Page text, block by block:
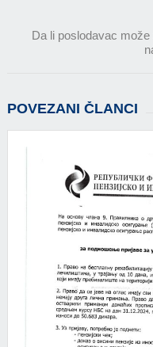
Da li poslodavac
POVEZANI ČLANCI